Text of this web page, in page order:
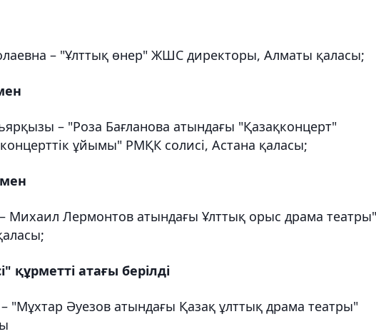
– "Ұлттық өнер" ЖШС директоры, Алматы қаласы;
– "Роза Бағланова атындағы "Қазақконцерт"
ұйымы" РМҚК солисі, Астана қаласы;
Михаил Лермонтов атындағы Ұлттық орыс драма театры"
құрметті атағы берілді
"Мұхтар Әуезов атындағы Қазақ ұлттық драма театры"